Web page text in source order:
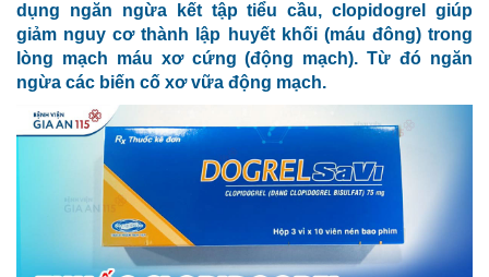
dụng ngăn ngừa kết tập tiểu cầu, clopidogrel giúp
giảm nguy cơ thành lập huyết khối (máu đông) trong
lòng mạch máu xơ cứng (động mạch). Từ đó ngăn
ngừa các biến cố xơ vữa động mạch.